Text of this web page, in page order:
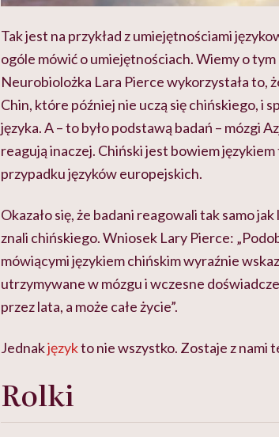
Tak jest na przykład z umiejętnościami
ogóle mówić o umiejętnościach. Wiemy o
Neurobiolożka Lara Pierce wykorzystała to,
Chin, które później nie uczą się chińskiego, i
języka. A – to było podstawą badań – mózgi
reagują inaczej. Chiński jest bowiem
przypadku języków europejskich.
Okazało się, że badani reagowali tak samo
znali chińskiego. Wniosek Lary Pierce:
mówiącymi językiem chińskim wyraźnie
utrzymywane w mózgu i wczesne
przez lata, a może całe życie”.
Jednakjęzykto nie wszystko. Zostaje z nami
Rolki